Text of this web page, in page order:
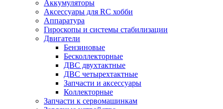
Аккумуляторы
Аксессуары для RC хобби
Аппаратура
Гироскопы и системы стабилизации
Двигатели
Бензиновые
Бесколлекторные
ДВС двухтактные
ДВС четырехтактные
Запчасти и аксессуары
Коллекторные
Запчасти к сервомашинкам